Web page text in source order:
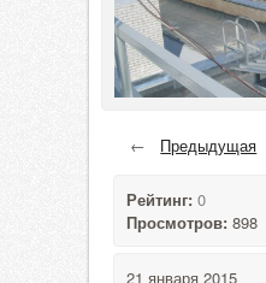
← Предыдущая
Рейтинг: 0
Просмотров: 898
21 января 2015